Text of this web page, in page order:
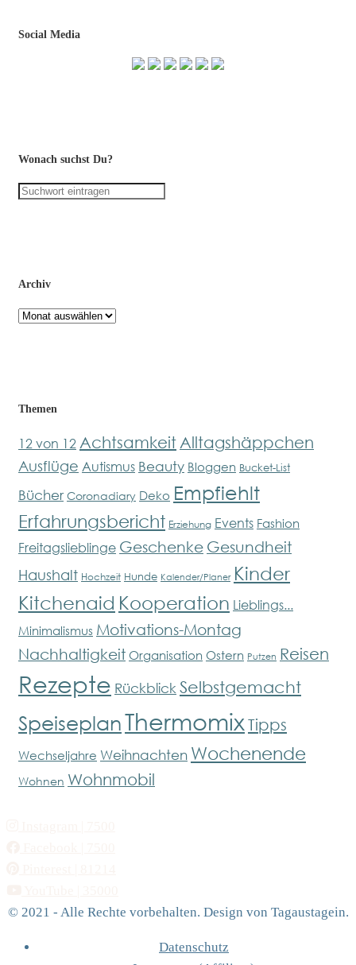
Social Media
Wonach suchst Du?
Archiv
Archiv
Themen
12 von 12 Achtsamkeit Alltagshäppchen
Ausflüge Autismus Beauty Bloggen Bucket-List
Bücher Coronadiary Deko Empfiehlt
Erfahrungsbericht Erziehung Events Fashion
Freitagslieblinge Geschenke Gesundheit
Haushalt Hochzeit Hunde Kalender/Planer Kinder
Kitchenaid Kooperation Lieblings...
Minimalismus Motivations-Montag
Nachhaltigkeit Organisation Ostern Putzen Reisen
Rezepte RückblickSelbstgemacht
SpeiseplanThermomix Tipps
Wechseljahre Weihnachten Wochenende
Wohnen Wohnmobil
© 2021 - Alle Rechte vorbehalten. Design von Tagaustagein.
Datenschutz